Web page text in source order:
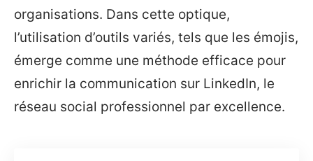
organisations. Dans cette optique,
l’utilisation d’outils variés, tels que les émojis,
émerge comme une méthode efficace pour
enrichir la communication sur LinkedIn, le
réseau social professionnel par excellence.